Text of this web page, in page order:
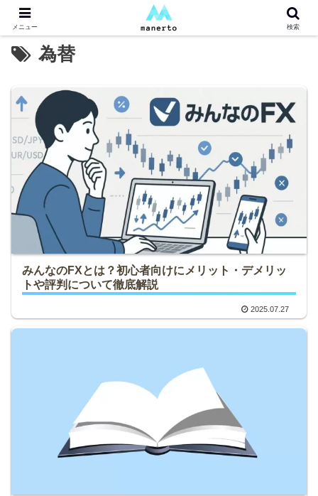
為替
みんなのFXとは？初心者向けにメリット・デメリッ
トや評判について徹底解説
2025.07.27
メニュー 検索